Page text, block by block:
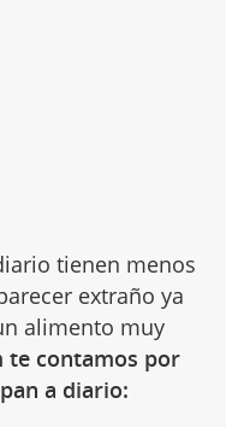
tienen menos
extraño ya
alimento muy
te contamos por
a diario: